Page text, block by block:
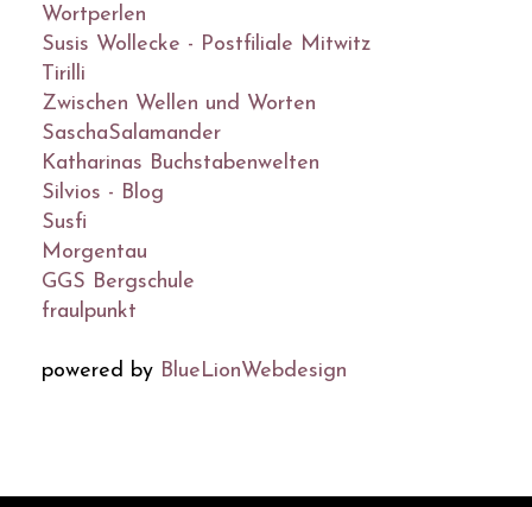
Wortperlen
Susis Wollecke - Postfiliale Mitwitz
Tirilli
Zwischen Wellen und Worten
SaschaSalamander
Katharinas Buchstabenwelten
Silvios - Blog
Susfi
Morgentau
GGS Bergschule
fraulpunkt
powered by BlueLionWebdesign